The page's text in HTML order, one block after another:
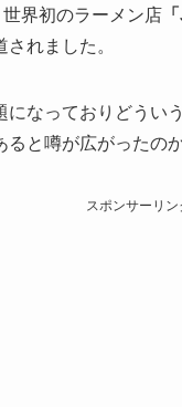
界初のラーメン店 「
れました。
なっておりどうい
と噂が広がったの
スポンサーリン